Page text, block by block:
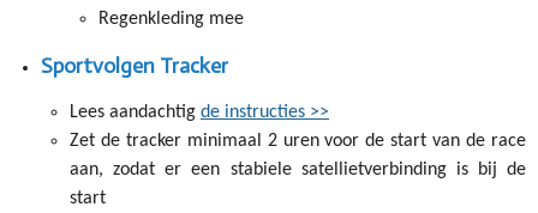
Regenkleding mee
Sportvolgen Tracker
Lees aandachtig de instructies >>
Zet de tracker minimaal 2 uren voor de start van de race
aan, zodat er een stabiele satellietverbinding is bij de
start